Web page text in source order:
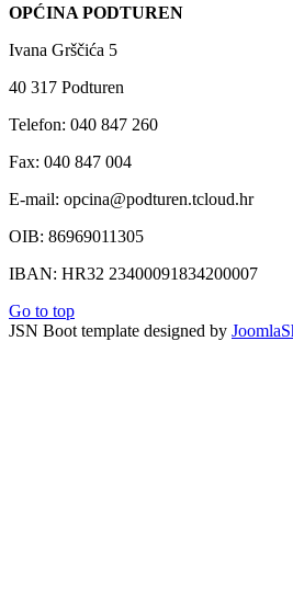
OPĆINA PODTUREN
Ivana Grščića 5
40 317 Podturen
Telefon: 040 847 260
Fax: 040 847 004
E-mail: opcina@podturen.tcloud.hr
OIB: 86969011305
IBAN: HR32 23400091834200007
Go to top
JSN Boot template designed by